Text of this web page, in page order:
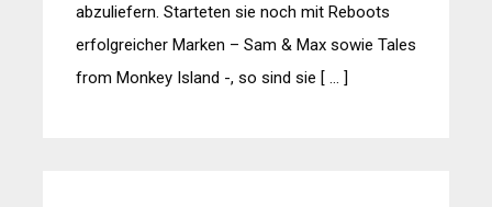
abzuliefern. Starteten sie noch mit Reboots
erfolgreicher Marken – Sam & Max sowie Tales
from Monkey Island -, so sind sie [ … ]